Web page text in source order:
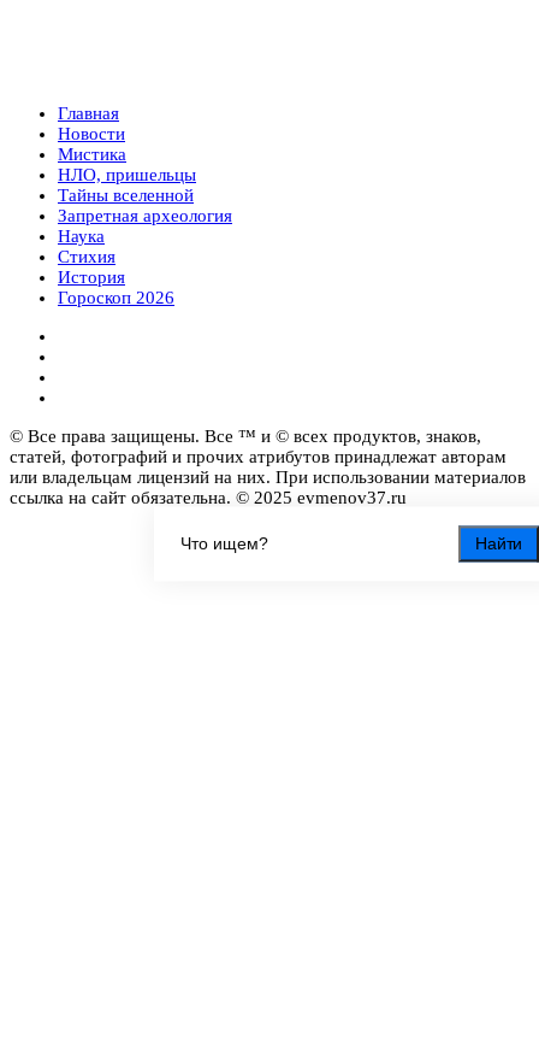
Найти
Главная
Новости
Мистика
НЛО, пришельцы
Тайны вселенной
Запретная археология
Наука
Стихия
История
Гороскоп 2026
© Все права защищены. Все ™ и © всех продуктов, знаков,
статей, фотографий и прочих атрибутов принадлежат авторам
или владельцам лицензий на них. При использовании материалов
ссылка на сайт обязательна. © 2025 evmenov37.ru